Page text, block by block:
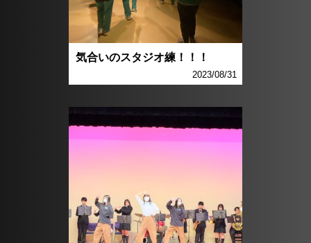
気合いのスタジオ練！！！
2023/08/31